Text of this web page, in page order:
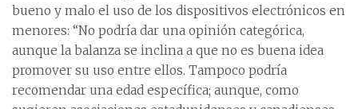
bueno y malo el uso de los dispositivos electrónicos en
menores: “No podría dar una opinión categórica,
aunque la balanza se inclina a que no es buena idea
promover su uso entre ellos. Tampoco podría
recomendar una edad específica; aunque, como